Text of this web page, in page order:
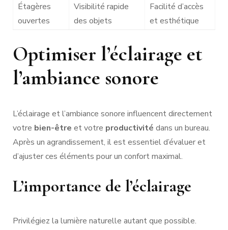
Étagères
ouvertes
Visibilité rapide
des objets
Facilité d’accès
et esthétique
Optimiser l’éclairage et
l’ambiance sonore
L’éclairage et l’ambiance sonore influencent directement
votre bien-être et votre productivité dans un bureau.
Après un agrandissement, il est essentiel d’évaluer et
d’ajuster ces éléments pour un confort maximal.
L’importance de l’éclairage
Privilégiez la lumière naturelle autant que possible.